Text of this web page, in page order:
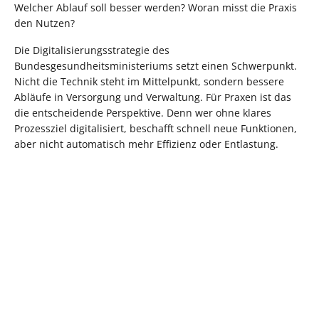
Welcher Ablauf soll besser werden? Woran misst die Praxis
den Nutzen?
Die Digitalisierungsstrategie des
Bundesgesundheitsministeriums setzt einen Schwerpunkt.
Nicht die Technik steht im Mittelpunkt, sondern bessere
Abläufe in Versorgung und Verwaltung. Für Praxen ist das
die entscheidende Perspektive. Denn wer ohne klares
Prozessziel digitalisiert, beschafft schnell neue Funktionen,
aber nicht automatisch mehr Effizienz oder Entlastung.